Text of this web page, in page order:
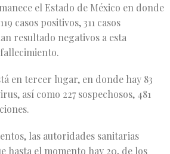
el Estado de México en donde
casos positivos, 311 casos
resultado negativos a esta
en tercer lugar, en donde hay 83
así como 227 sospechosos, 481
las autoridades sanitarias
hasta el momento hay 20, de los